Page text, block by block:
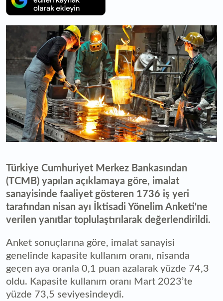
Türkiye Cumhuriyet Merkez Bankasından
(TCMB) yapılan açıklamaya göre, imalat
sanayisinde faaliyet gösteren 1736 iş yeri
tarafından nisan ayı İktisadi Yönelim Anketi'ne
verilen yanıtlar toplulaştırılarak değerlendirildi.
Anket sonuçlarına göre, imalat sanayisi
genelinde kapasite kullanım oranı, nisanda
geçen aya oranla 0,1 puan azalarak yüzde 74,3
oldu. Kapasite kullanım oranı Mart 2023’te
yüzde 73,5 seviyesindeydi.